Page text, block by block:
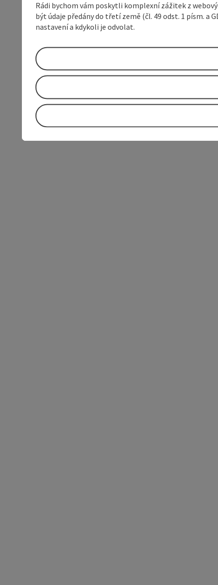
Rádi bychom vám poskytli komplexní zážitek z
být údaje předány do třetí země (čl. 49 odst. 1 písm.
nastavení a kdykoli je odvolat.